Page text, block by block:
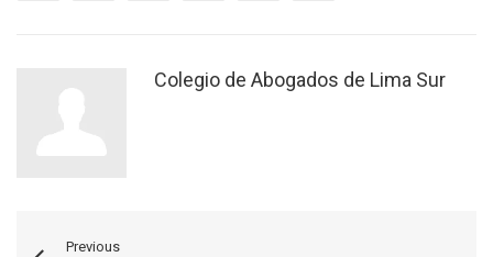
Colegio de Abogados de Lima Sur
Previous